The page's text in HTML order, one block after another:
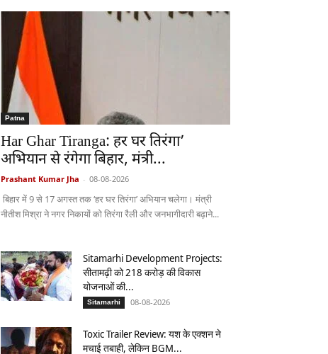
Patna
Har Ghar Tiranga: हर घर तिरंगा’
अभियान से रंगेगा बिहार, मंत्री...
Prashant Kumar Jha - 08-08-2026
बिहार में 9 से 17 अगस्त तक ‘हर घर तिरंगा’ अभियान चलेगा। मंत्री
नीतीश मिश्रा ने नगर निकायों को तिरंगा रैली और जनभागीदारी बढ़ाने...
Sitamarhi Development Projects:
सीतामढ़ी को 218 करोड़ की विकास
योजनाओं की...
Sitamarhi 08-08-2026
Toxic Trailer Review: यश के एक्शन ने
मचाई तबाही, लेकिन BGM...